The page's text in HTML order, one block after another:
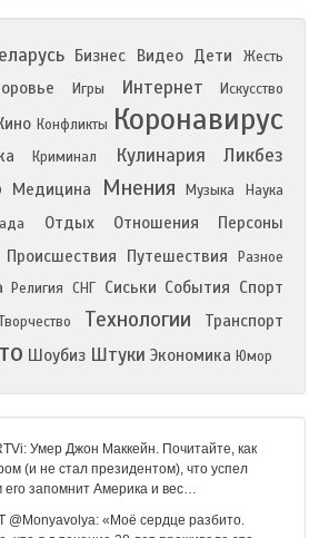
Бизнес Видео Дети
Жесть
Игры Интернет Искусство
Конфликты Коронавирус
Криминал Кулинария Ликбез
Медицина Мнения Музыка Наука
Отдых Отношения Персоны
Происшествия Путешествия
Разное
Религия СНГ Сиськи События Спорт
Технологии Транспорт
Шоубиз Штуки Экономика Юмор
Умер Джон Маккейн. Почитайте, как
(и не стал президентом), что успел
его запомнит Америка и вес…
@Monyavolya: «Моё сердце разбито.